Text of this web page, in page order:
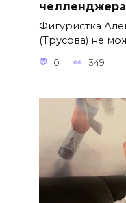
челленджера
Фигуристка
(Трусова) не
0 349